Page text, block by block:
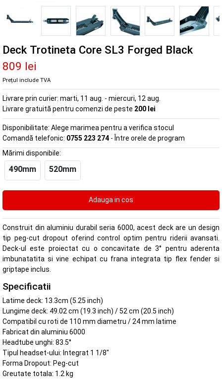
Deck Trotineta Core SL3 Forged Black
809 lei
Prețul include TVA
Livrare prin curier: marti, 11 aug. - miercuri, 12 aug.
Livrare gratuită pentru comenzi de peste 200 lei
Disponibilitate: Alege marimea pentru a verifica stocul
Comandă telefonic: 0755 223 274 - Între orele de program
Mărimi disponibile:
490mm 520mm
Construit din aluminiu durabil seria 6000, acest deck are un design
tip peg-cut dropout oferind control optim pentru riderii avansati.
Deck-ul este proiectat cu o concavitate de 3° pentru aderenta
imbunatatita si vine echipat cu frana integrata tip flex fender si
griptape inclus.
Specificatii
Latime deck: 13.3cm (5.25 inch)
Lungime deck: 49.02 cm (19.3 inch) / 52 cm (20.5 inch)
Compatibil cu roti de 110 mm diametru / 24 mm latime
Fabricat din aluminiu 6000
Headtube unghi: 83.5°
Tipul headset-ului: Integrat 1 1/8"
Forma Dropout: Peg-cut
Greutate totala: 1.2 kg